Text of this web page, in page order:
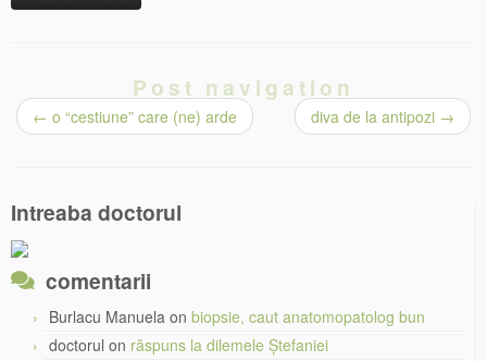
Post navigation
← o “cestiune” care (ne) arde diva de la antipozi →
Intreaba doctorul
comentarii
Burlacu Manuela on biopsie, caut anatomopatolog bun
doctorul on răspuns la dilemele Ștefaniei